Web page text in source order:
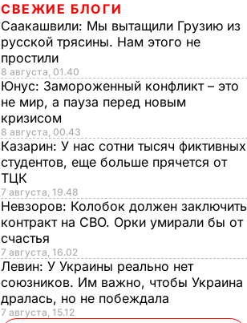
СВЕЖИЕ БЛОГИ
Саакашвили: Мы вытащили Грузию из
русской трясины. Нам этого не
простили
8 августа, 01.40
Юнус: Замороженный конфликт – это
не мир, а пауза перед новым
кризисом
8 августа, 00.43
Казарин: У нас сотни тысяч фиктивных
студентов, еще больше прячется от
ТЦК
7 августа, 19.48
Невзоров: Колобок должен заключить
контракт на СВО. Орки умирали бы от
счастья
7 августа, 16.02
Левин: У Украины реально нет
союзников. Им важно, чтобы Украина
дралась, но не побеждала
7 августа, 15.12